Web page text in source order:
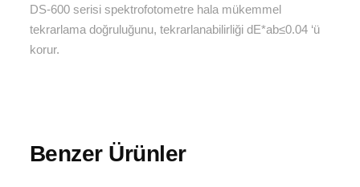
DS-600 serisi spektrofotometre hala mükemmel
tekrarlama doğruluğunu, tekrarlanabilirliği dE*ab≤0.04 ‘ü
korur.
Benzer Ürünler